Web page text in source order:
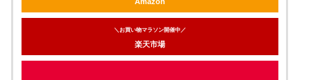
＼お買い物マラソン開催中／
楽天市場